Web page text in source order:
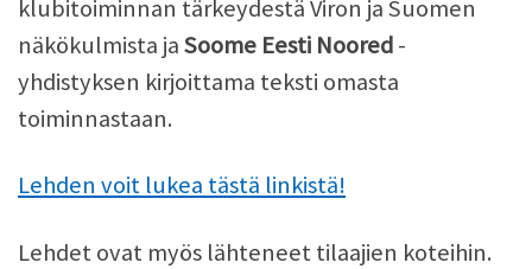
klubitoiminnan tärkeydestä Viron ja Suomen
näkökulmista jaSoome Eesti Noored-
yhdistyksen kirjoittama teksti omasta
toiminnastaan.
Lehden voit lukea tästä linkistä!
Lehdet ovat myös lähteneet tilaajien koteihin.